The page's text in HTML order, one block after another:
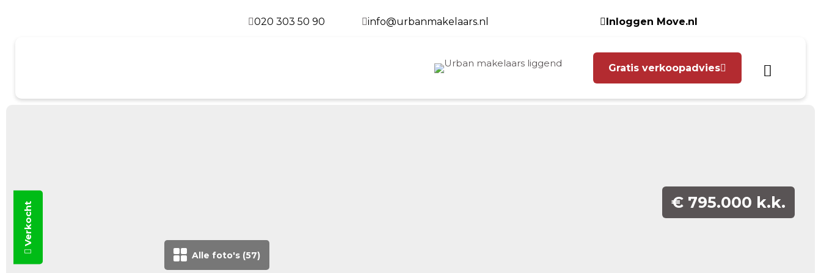
020 303 50 90 info@urbanmakelaars.nl Inloggen Move.nl
Gratis verkoopadvies
Verkocht € 795.000 k.k.
Alle foto's (57)